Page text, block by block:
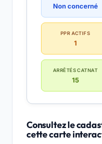
Non concerné
PPR ACTIFS
1
ARRÊTÉS CATNAT
15
Consultez le
cette carte